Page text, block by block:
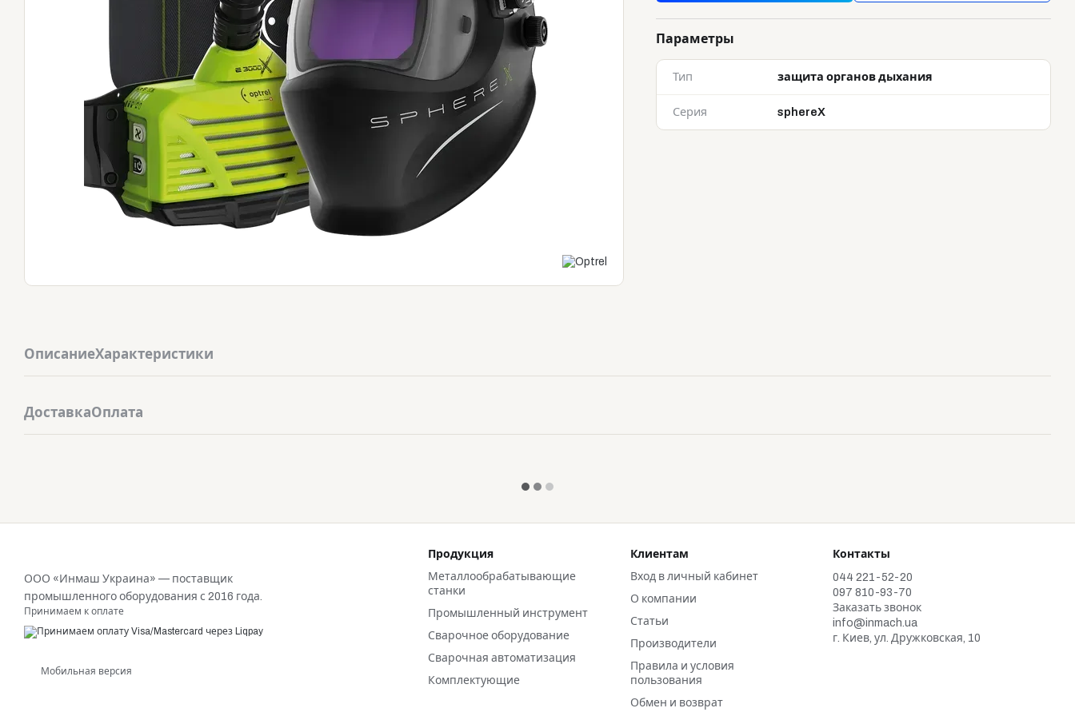
Параметры
Тип защита органов дыхания
Серия sphereX
ОписаниеХарактеристики
ДоставкаОплата
ООО «Инмаш Украина» — поставщик
промышленного оборудования с 2016 года.
Принимаем к оплате
Мобильная версия
Продукция
Металлообрабатывающие
станки
Промышленный инструмент
Сварочное оборудование
Сварочная автоматизация
Комплектующие
Клиентам
Вход в личный кабинет
О компании
Статьи
Производители
Правила и условия
пользования
Обмен и возврат
Контакты
044 221-52-20
097 810-93-70
Заказать звонок
info@inmach.ua
г. Киев, ул. Дружковская, 10